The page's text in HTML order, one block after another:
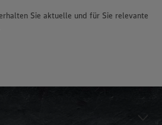
Sie aktuelle und für Sie relevante